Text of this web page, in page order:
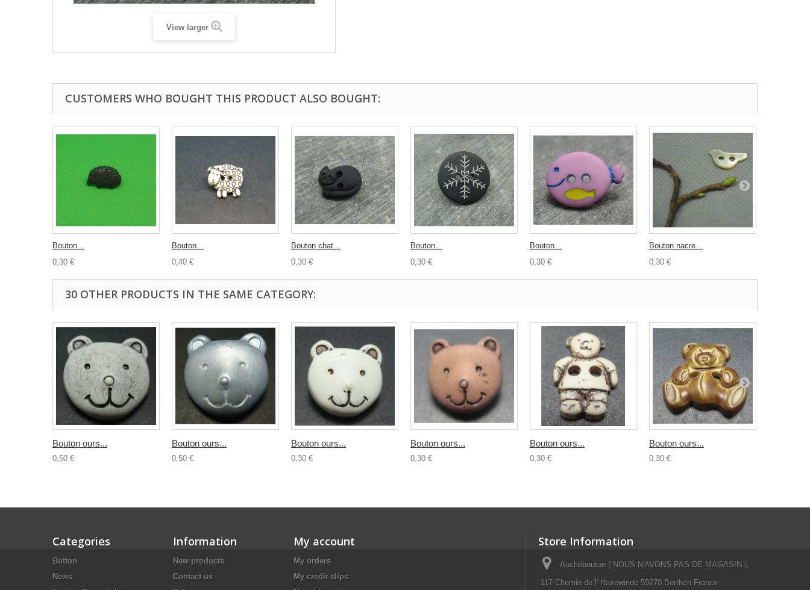
View larger
CUSTOMERS WHO BOUGHT THIS PRODUCT ALSO BOUGHT:
Bouton...
0,30 €
Bouton...
0,40 €
Bouton chat...
0,30 €
Bouton...
0,30 €
Bouton...
0,30 €
Bouton nacre...
0,30 €
30 OTHER PRODUCTS IN THE SAME CATEGORY:
Bouton ours...
0,50 €
Bouton ours...
0,50 €
Bouton ours...
0,30 €
Bouton ours...
0,30 €
Bouton ours...
0,30 €
Bouton ours...
0,30 €
Categories
Button
News
Information
New products
Contact us
My account
My orders
My credit slips
Store Information
Auchtibouton ( NOUS N'AVONS PAS DE MAGASIN ),
117 Chemin de l' Hazewinde 59270 Berthen France